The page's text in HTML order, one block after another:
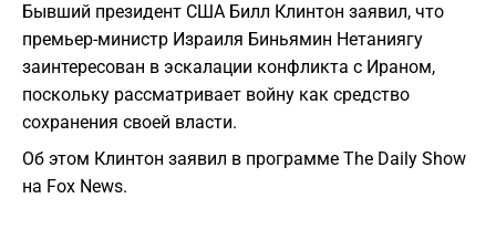
Бывший президент США Билл Клинтон заявил, что
премьер-министр Израиля Биньямин Нетаниягу
заинтересован в эскалации конфликта с Ираном,
поскольку рассматривает войну как средство
сохранения своей власти.
Об этом Клинтон заявил в программе The Daily Show
на Fox News.